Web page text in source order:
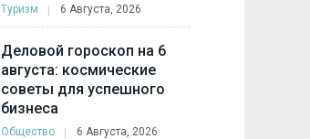
Туризм 6 Августа, 2026
Деловой гороскоп на 6
августа: космические
советы для успешного
бизнеса
Общество 6 Августа, 2026